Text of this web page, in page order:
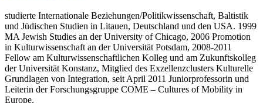
studierte Internationale Beziehungen/Politikwissenschaft, Baltistik
und Jüdischen Studien in Litauen, Deutschland und den USA. 1999
MA Jewish Studies an der University of Chicago, 2006 Promotion
in Kulturwissenschaft an der Universität Potsdam, 2008-2011
Fellow am Kulturwissenschaftlichen Kolleg und am Zukunftskolleg
der Universität Konstanz, Mitglied des Exzellenzclusters Kulturelle
Grundlagen von Integration, seit April 2011 Juniorprofessorin und
Leiterin der Forschungsgruppe COME – Cultures of Mobility in
Europe.